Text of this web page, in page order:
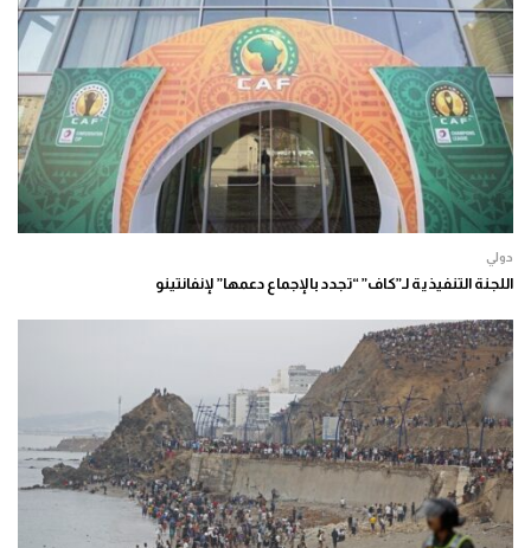
دولي
اللجنة التنفيذية لـ”كاف” “تجدد بالإجماع دعمها” لإنفانتينو